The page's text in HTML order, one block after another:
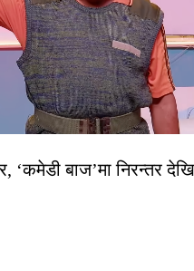
‘कमेडी बाज’मा निरन्तर